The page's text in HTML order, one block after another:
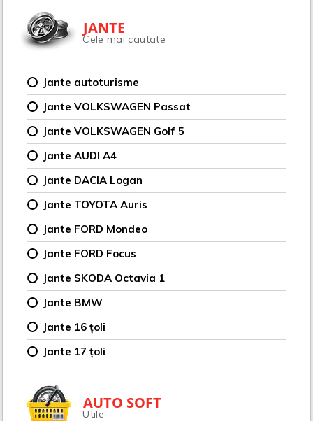
JANTE
Cele mai cautate
Jante autoturisme
Jante VOLKSWAGEN Passat
Jante VOLKSWAGEN Golf 5
Jante AUDI A4
Jante DACIA Logan
Jante TOYOTA Auris
Jante FORD Mondeo
Jante FORD Focus
Jante SKODA Octavia 1
Jante BMW
Jante 16 țoli
Jante 17 țoli
AUTO SOFT
Utile